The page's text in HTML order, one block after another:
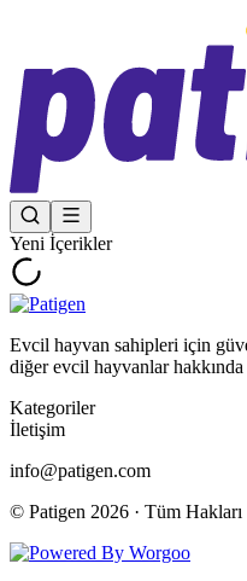
Yeni İçerikler
Evcil hayvan sahipleri için
diğer evcil hayvanlar hakkında
Kategoriler
İletişim
info@patigen.com
© Patigen 2026 · Tüm Hakları